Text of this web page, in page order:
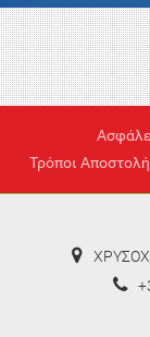
Τρόποι